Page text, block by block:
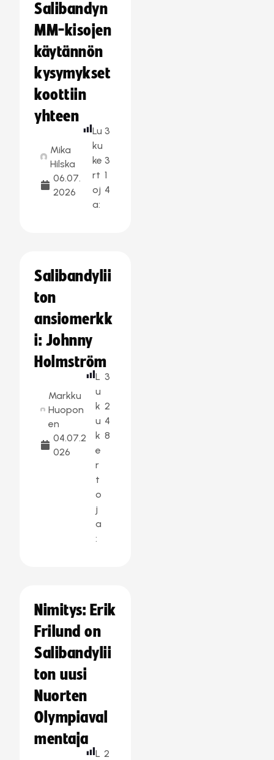
Salibandyn
MM-kisojen
käytännön
kysymykset
koottiin
yhteen
Mika
Hilska
06.07.
2026
Lu
ku
ke
rt
oj
a:
3
3
1
4
Salibandylii
ton
ansiomerkk
i: Johnny
Holmström
Markku
Huopon
en
04.07.2
026
L
u
k
u
k
e
r
t
o
j
a
:
3
2
4
8
Nimitys: Erik
Frilund on
Salibandylii
ton uusi
Nuorten
Olympiaval
mentaja
L 2